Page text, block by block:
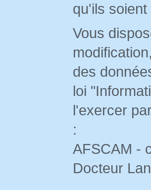
qu'ils
Vous
des
loi
l'exercer
:
AFSCAM -
Docteur